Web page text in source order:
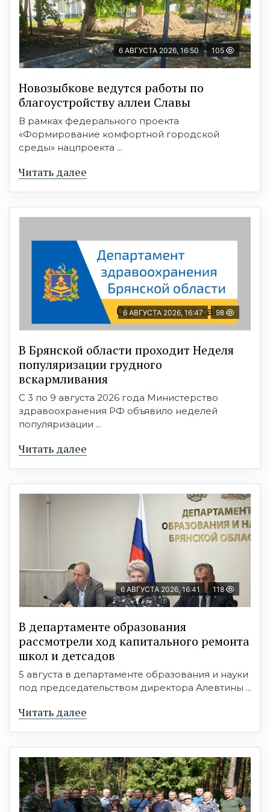
6 АВГУСТА 2026, 16:50 105
Новозыбкове ведутся работы по
благоустройству аллеи Славы
В рамках федерального проекта
«Формирование комфортной городской
среды» нацпроекта ...
Читать далее
6 АВГУСТА 2026, 16:47 98
В Брянской области проходит Неделя
популяризации грудного
вскармливания
С 3 по 9 августа 2026 года Министерство
здравоохранения РФ объявило неделей
популяризации ...
Читать далее
6 АВГУСТА 2026, 16:41 118
В департаменте образования
рассмотрели ход капитального ремонта
школ и детсадов
5 августа в департаменте образования и науки
под председательством директора Алевтины ...
Читать далее